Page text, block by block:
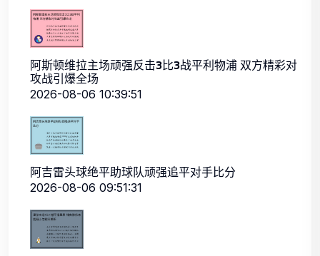
阿斯顿维拉主场顽强反击3比3战平利物浦 双方精彩对
攻战引爆全场
2026-08-06 10:39:51
阿吉雷头球绝平助球队顽强追平对手比分
2026-08-06 09:51:31